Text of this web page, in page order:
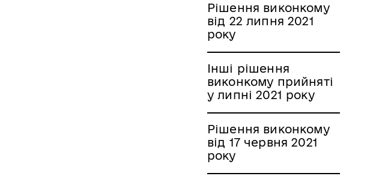
Рішення виконкому
від 22 липня 2021
року
Інші рішення
виконкому прийняті
у липні 2021 року
Рішення виконкому
від 17 червня 2021
року